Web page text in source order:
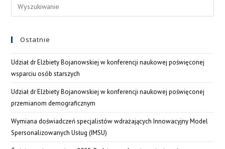
Ostatnie
Udział dr Elżbiety Bojanowskiej w konferencji naukowej poświęconej
wsparciu osób starszych
Udział dr Elżbiety Bojanowskiej w konferencji naukowej poświęconej
przemianom demograficznym
Wymiana doświadczeń specjalistów wdrażających Innowacyjny Model
Spersonalizowanych Usług (IMSU)